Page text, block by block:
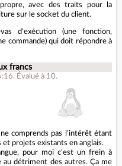
avec des traits pour la
sur le socket du client.
d'exécution (une fonction,
commande) qui doit répondre à
francs
. Évalué à 10.
comprends pas l’intérêt étant
et projets existants en anglais.
pour moi c’est un frein à
au détriment des autres. Ça me